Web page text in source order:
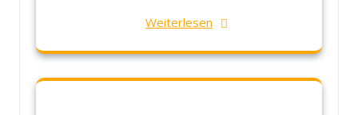
Weiterlesen